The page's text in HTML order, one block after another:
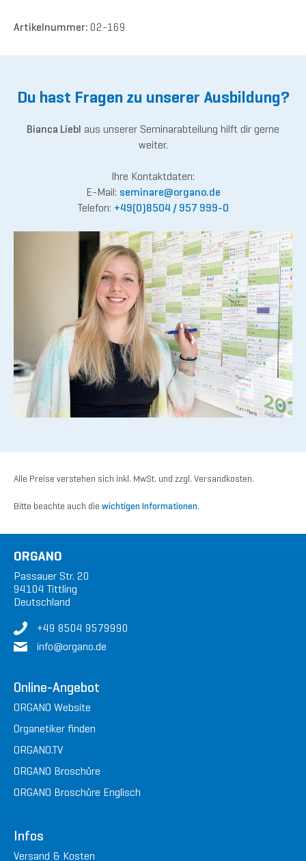
Artikelnummer: 02-169
Du hast Fragen zu unserer Ausbildung?
Bianca Liebl aus unserer Seminarabteilung hilft dir gerne
weiter.
Ihre Kontaktdaten:
E-Mail: seminare@organo.de
Telefon: +49(0)8504 / 957 999-0
Alle Preise verstehen sich inkl. MwSt. und zzgl. Versandkosten.
Bitte beachte auch die wichtigen Informationen.
ORGANO
Passauer Str. 20
94104 Tittling
Deutschland
+49 8504 9579990
info@organo.de
Online-Angebot
ORGANO Website
Organetiker finden
ORGANO.TV
ORGANO Broschüre
ORGANO Broschüre Englisch
Infos
Versand & Kosten